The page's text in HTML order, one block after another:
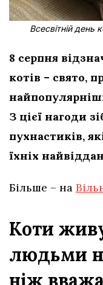
Всесвітній день
8 серпня
котів – свято,
З цієї нагоди
пухнастиків,
їхніх
Більше – на
Коти
людьми
ніж